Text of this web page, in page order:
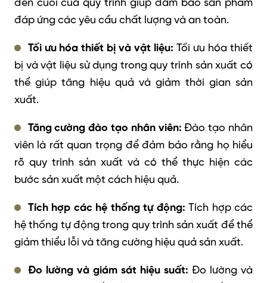
đến cuối của quy trình giúp đảm bảo sản phẩm
đáp ứng các yêu cầu chất lượng và an toàn.
Tối ưu hóa thiết bị và vật liệu: Tối ưu hóa thiết
bị và vật liệu sử dụng trong quy trình sản xuất có
thể giúp tăng hiệu quả và giảm thời gian sản
xuất.
Tăng cường đào tạo nhân viên: Đào tạo nhân
viên là rất quan trọng để đảm bảo rằng họ hiểu
rõ quy trình sản xuất và có thể thực hiện các
bước sản xuất một cách hiệu quả.
Tích hợp các hệ thống tự động: Tích hợp các
hệ thống tự động trong quy trình sản xuất để thể
giảm thiểu lỗi và tăng cường hiệu quả sản xuất.
Đo lường và giám sát hiệu suất: Đo lường và